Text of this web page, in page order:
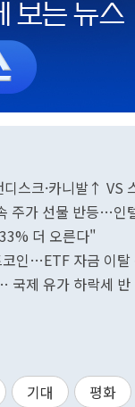
디스크·카니발↑ VS
주가 선물 반등…인
더 오른다"
인…ETF 자금 이
국제 유가 하락세 반
기대 평화